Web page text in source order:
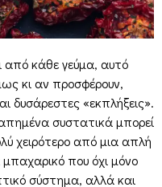
από κάθε γεύμα, αυτό
κι αν προσφέρουν,
δυσάρεστες «εκπλήξεις».
συστατικά μπορεί
χειρότερο από μια απλή
που όχι μόνο
σύστημα, αλλά και